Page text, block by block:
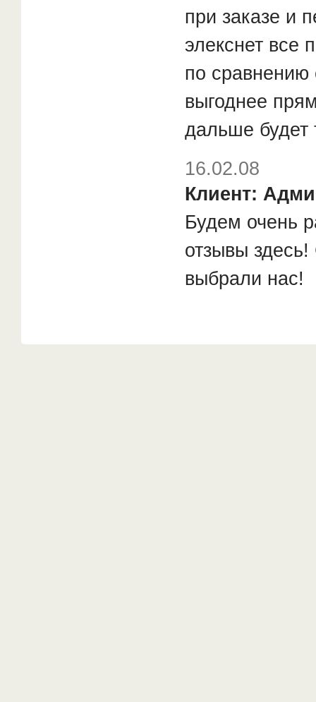
при заказе и
элекснет все
по сравнению
выгоднее
дальше будет
16.02.08
Клиент:
Будем очень
отзывы
выбрали нас!